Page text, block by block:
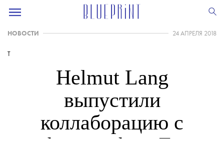
НОВОСТИ 24 АПРЕЛЯ 2018
T
Helmut Lang
выпустили
коллаборацию с
фотографом Ли